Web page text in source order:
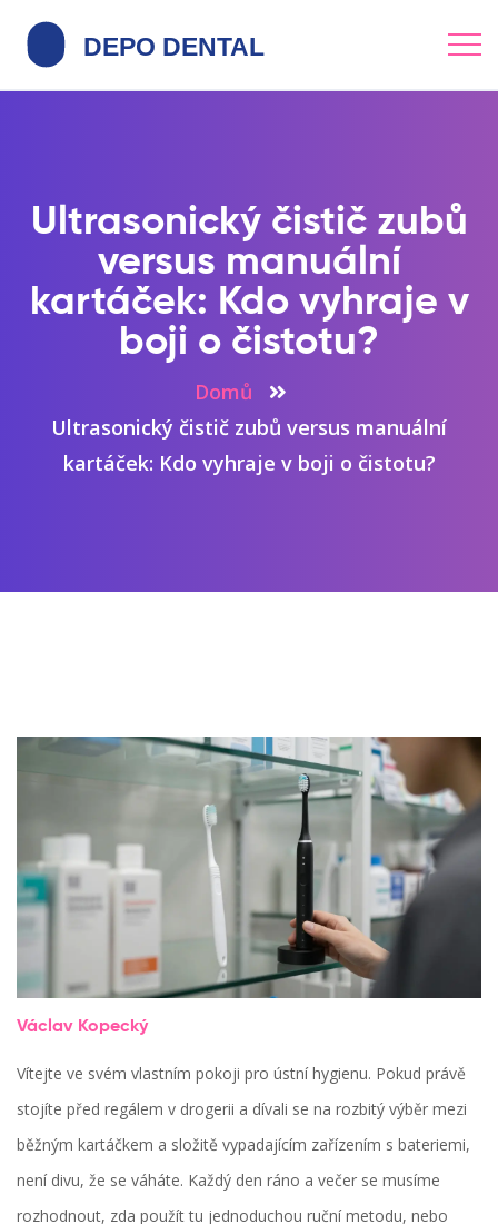
Ultrasonický čistič zubů
versus manuální
kartáček: Kdo vyhraje v
boji o čistotu?
Domů
Ultrasonický čistič zubů versus manuální
kartáček: Kdo vyhraje v boji o čistotu?
Václav Kopecký
Vítejte ve svém vlastním pokoji pro ústní hygienu. Pokud právě
stojíte před regálem v drogerii a dívali se na rozbitý výběr mezi
běžným kartáčkem a složitě vypadajícím zařízením s bateriemi,
není divu, že se váháte. Každý den ráno a večer se musíme
rozhodnout, zda použít tu jednoduchou ruční metodu, nebo